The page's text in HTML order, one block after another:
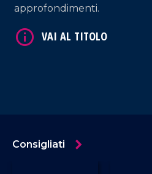
approfondimenti.
Consigliati